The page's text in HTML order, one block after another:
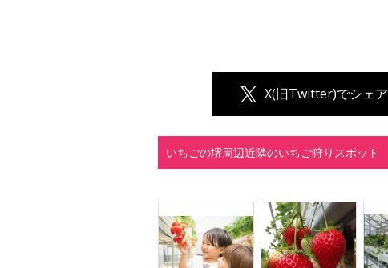
X(旧Twitter)でシェア
いちごの堺周辺近隣のいちご狩りスポット